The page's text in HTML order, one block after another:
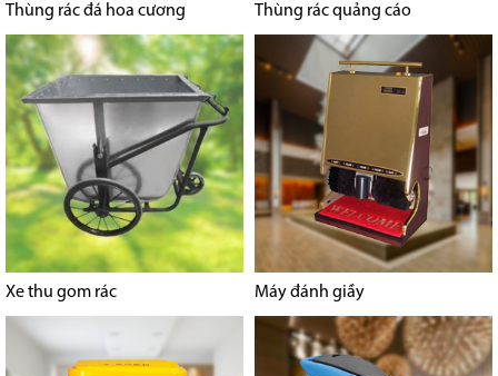
Thùng rác đá hoa cương Thùng rác quảng cáo
Xe thu gom rác Máy đánh giầy